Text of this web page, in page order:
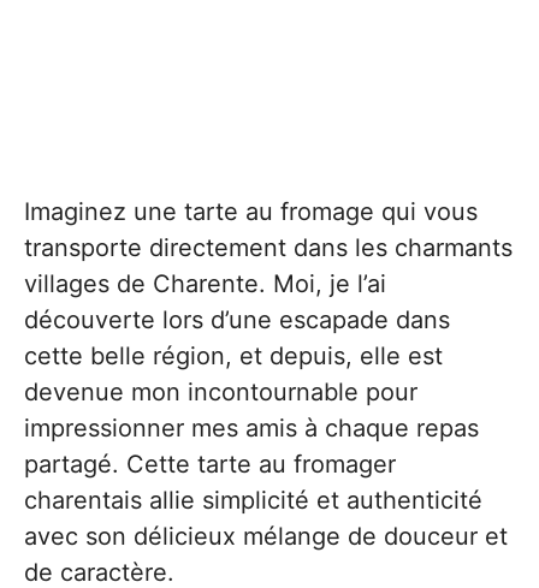
Imaginez une tarte au fromage qui vous
transporte directement dans les charmants
villages de Charente. Moi, je l’ai
découverte lors d’une escapade dans
cette belle région, et depuis, elle est
devenue mon incontournable pour
impressionner mes amis à chaque repas
partagé. Cette tarte au fromager
charentais allie simplicité et authenticité
avec son délicieux mélange de douceur et
de caractère.